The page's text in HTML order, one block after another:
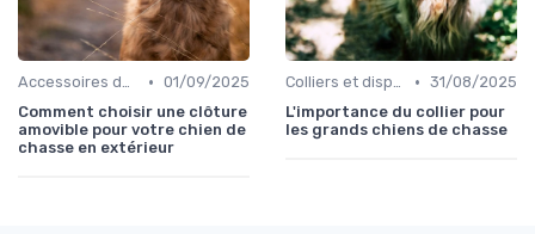
Accessoires de transport • 01/09/2025
Comment choisir une clôture
amovible pour votre chien de
chasse en extérieur
Colliers et dispositifs de suivi • 31/08/2025
L'importance du collier pour
les grands chiens de chasse